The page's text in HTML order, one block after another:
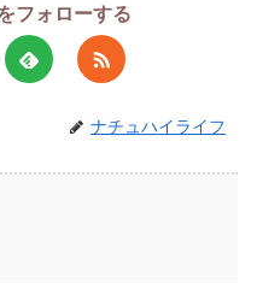
フォローする
ナチュハイライフ